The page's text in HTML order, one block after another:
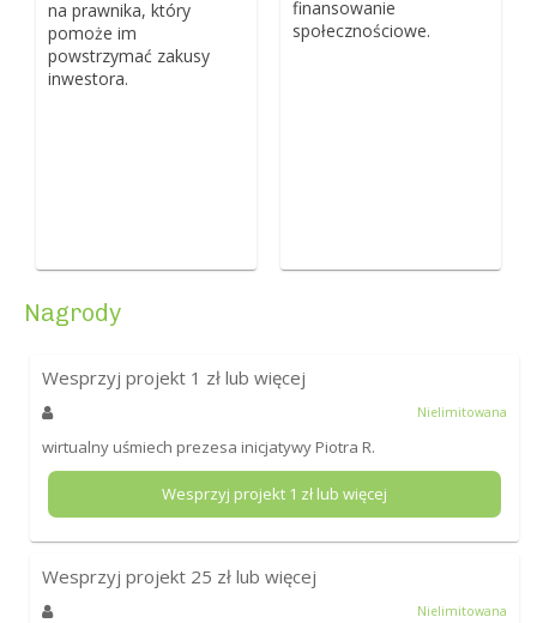
na prawnika, który
pomoże im
powstrzymać zakusy
inwestora.
finansowanie
społecznościowe.
Nagrody
Wesprzyj projekt 1 zł lub więcej
Nielimitowana
wirtualny uśmiech prezesa inicjatywy Piotra R.
Wesprzyj projekt 1 zł lub więcej
Wesprzyj projekt 25 zł lub więcej
Nielimitowana